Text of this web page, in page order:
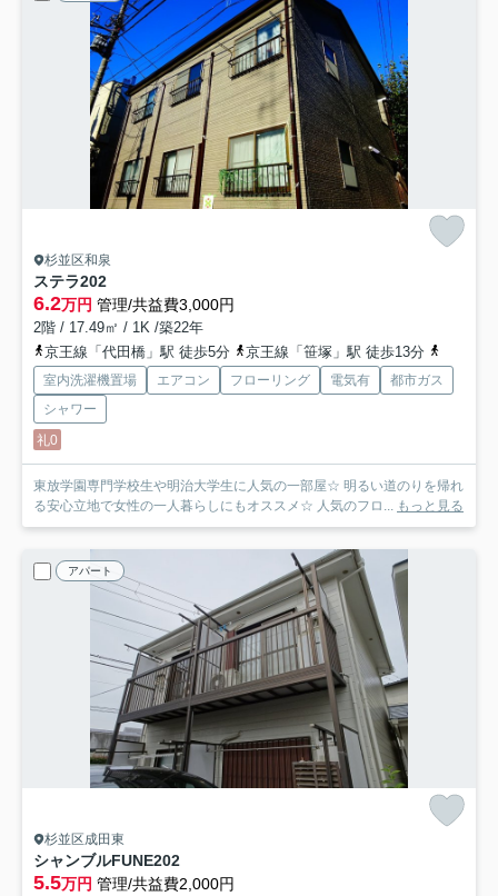
杉並区和泉
ステラ202
6.2万円 管理/共益費3,000円
2階 / 17.49㎡ / 1K /築22年
京王線「代田橋」駅 徒歩5分
京王線「笹塚」駅 徒歩13分
室内洗濯機置場 エアコン フローリング 電気有
都市ガス
シャワー
礼0
東放学園専門学校生や明治大学生に人気の一部屋☆ 明るい道のりを帰れ
る安心立地で女性の一人暮らしにもオススメ☆ 人気のフロ... もっと見る
アパート
杉並区成田東
シャンブルFUNE202
5.5万円 管理/共益費2,000円